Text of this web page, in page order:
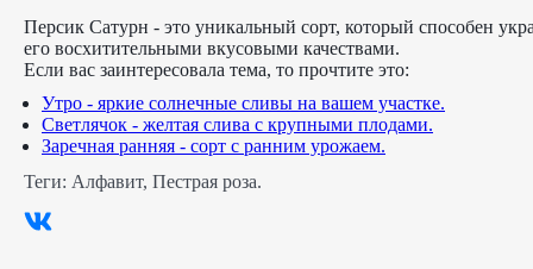
Персик Сатурн - это уникальный сорт, который способен
его восхитительными вкусовыми качествами.
Если вас заинтересовала тема, то прочтите это:
Утро - яркие солнечные сливы на вашем участке.
Светлячок - желтая слива с крупными плодами.
Заречная ранняя - сорт с ранним урожаем.
Теги: Алфавит, Пестрая роза.